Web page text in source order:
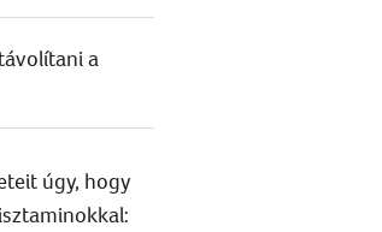
a
úgy, hogy